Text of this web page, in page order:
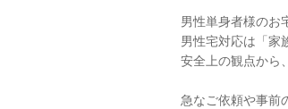
男性単身者様のお
男性宅対応は「家
安全上の観点から
急なご依頼や事前